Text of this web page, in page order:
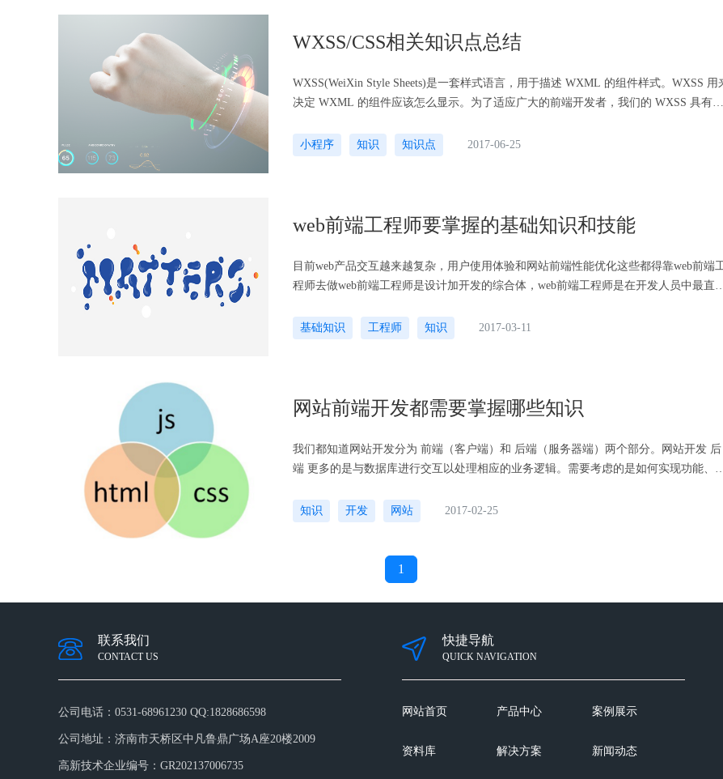
WXSS/CSS相关知识点总结
WXSS(WeiXin Style Sheets)是一套样式语言，用于描述 WXML 的组件样式。WXSS 用
决定 WXML 的组件应该怎么显示。为了适应广大的前端开发者，我们的 WXSS 具有
小程序
知识 知识点 2017-06-25
web前端工程师要掌握的基础知识和技能
目前web产品交互越来越复杂，用户使用体验和网站前端性能优化这些都得靠web前端
程师去做web前端工程师是设计加开发的综合体，web前端工程师是在开发人员中最直接
因为用户不会去关心后台的处理有多么强大 ；在设计人员中web前端工程师是直接面向
开发人员的设计人员，向开发人员以一种计算机语言的方式传递其设计理念，web前端
基础知识 工程师 知识 2017-03-11
网站前端开发都需要掌握哪些知识
我们都知道网站开发分为 前端（客户端）和 后端（服务器端）两个部分。网站开发 后
端 更多的是与数据库进行交互以处理相应的业务逻辑。需要考虑的是如何实现功能、数
用中用户可以看得见碰得着的东西。包括Web页面的结构、Web的外观视觉表现以及Web
层面的交互实现。主要负责实现视觉和交互效果，以及与服务器通信，完成业务逻辑。
究、交互设计、前端技术和视觉设计等方面的内容。
知识 开发 网站 2017-02-25
1
联系我们
CONTACT US
公司电话： 0531-68961230 QQ:1828686598
公司地址： 济南市天桥区中凡鲁鼎广场A座20楼2009
高新技术企业编号： GR202137006735
快捷导航
QUICK NAVIGATION
网站首页 产品中心 案例展示
资料库 解决方案 新闻动态